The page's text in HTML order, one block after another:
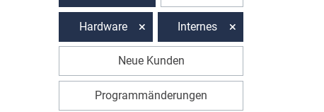
Hardware Internes
Neue Kunden
Programmänderungen